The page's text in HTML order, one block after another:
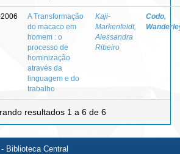
A Transformação
do macaco em
homem : o
processo de
hominização
através da
linguagem e do
trabalho
Kaji-
Markenfeldt,
Alessandra
Ribeiro
Codo,
resultados 1 a 6 de 6
Biblioteca Central